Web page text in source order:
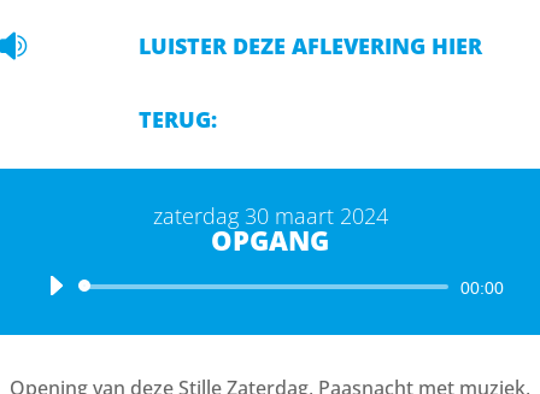
 LUISTER DEZE AFLEVERING HIER
TERUG:
zaterdag 30 maart 2024
OPGANG
Audiospeler 00:00
Opening van deze Stille Zaterdag, Paasnacht met muziek,